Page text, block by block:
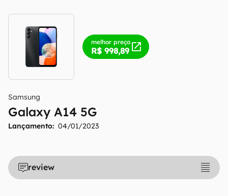
melhor preço
R$ 998,89
Samsung
Galaxy A14 5G
Lançamento: 04/01/2023
review